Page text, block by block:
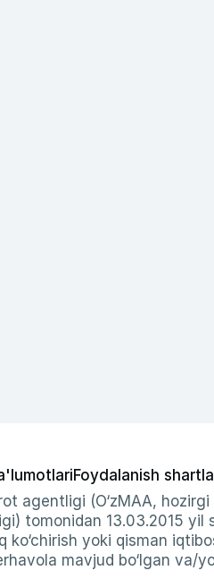
Foydalanish
agentligi (O‘zMAA,
tomonidan 13.03.2015
ko‘chirish yoki qisman
mavjud bo‘lgan va/